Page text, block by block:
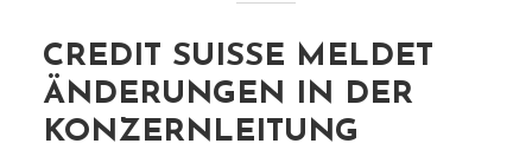
CREDIT SUISSE MELDET
ÄNDERUNGEN IN DER
KONZERNLEITUNG